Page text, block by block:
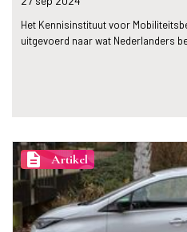
Het Kennisinstituut voor
uitgevoerd naar wat Nederlanders
description Artikel